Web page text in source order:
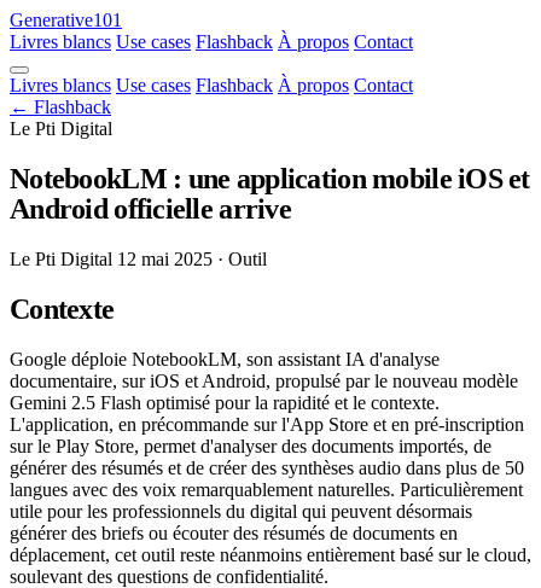
Generative101
Livres blancs Use cases Flashback À propos Contact
Livres blancs Use cases Flashback À propos Contact
← Flashback
Le Pti Digital
NotebookLM : une application mobile iOS et
Android officielle arrive
Le Pti Digital 12 mai 2025 · Outil
Contexte
Google déploie NotebookLM, son assistant IA d'analyse
documentaire, sur iOS et Android, propulsé par le nouveau modèle
Gemini 2.5 Flash optimisé pour la rapidité et le contexte.
L'application, en précommande sur l'App Store et en pré-inscription
sur le Play Store, permet d'analyser des documents importés, de
générer des résumés et de créer des synthèses audio dans plus de 50
langues avec des voix remarquablement naturelles. Particulièrement
utile pour les professionnels du digital qui peuvent désormais
générer des briefs ou écouter des résumés de documents en
déplacement, cet outil reste néanmoins entièrement basé sur le cloud,
soulevant des questions de confidentialité.